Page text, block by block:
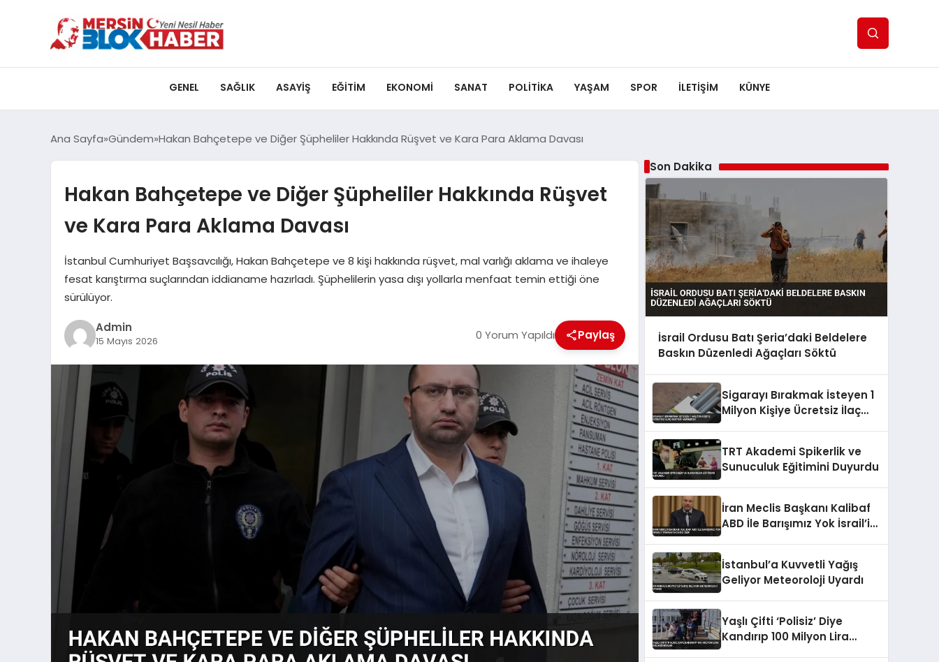
GENEL SAĞLIK ASAYIŞ EĞITIM EKONOMI SANAT POLITIKA YAŞAM SPOR ILETİŞİM KÜNYE
Ana Sayfa Gündem Hakan Bahçetepe ve Diğer Şüpheliler Hakkında Rüşvet ve Kara Para Aklama Davası
Hakan Bahçetepe ve Diğer Şüpheliler Hakkında Rüşvet
ve Kara Para Aklama Davası
İstanbul Cumhuriyet Başsavcılığı, Hakan Bahçetepe ve 8 kişi hakkında rüşvet, mal varlığı aklama ve ihaleye
fesat karıştırma suçlarından iddianame hazırladı. Şüphelilerin yasa dışı yollarla menfaat temin ettiği öne
sürülüyor.
Admin
15 Mayıs 2026 0 Yorum Yapıldı Paylaş
Son Dakika
İsrail Ordusu Batı Şeria’daki Beldelere
Baskın Düzenledi Ağaçları Söktü
Sigarayı Bırakmak İsteyen 1
Milyon Kişiye Ücretsiz İlaç
TRT Akademi Spikerlik ve
Sunuculuk Eğitimini Duyurdu
İran Meclis Başkanı Kalibaf
ABD İle Barışımız Yok İsrail’i
İstanbul’a Kuvvetli Yağış
Geliyor Meteoroloji Uyardı
Yaşlı Çifti ‘Polisiz’ Diye
Kandırıp 100 Milyon Lira